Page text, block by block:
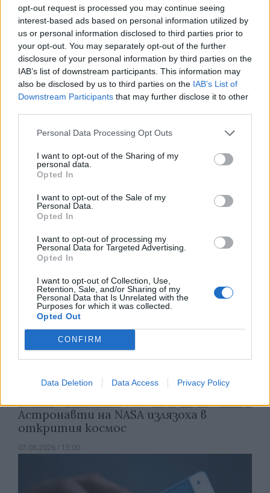
opt-out request is processed you may continue seeing
interest-based ads based on personal information utilized by
us or personal information disclosed to third parties prior to
your opt-out. You may separately opt-out of the further
disclosure of your personal information by third parties on the
IAB’s list of downstream participants. This information may
also be disclosed by us to third parties on the IAB’s List of
Downstream Participants that may further disclose it to other
Personal Data Processing Opt Outs
I want to opt-out of the Sharing of my
personal data.
Opted In
I want to opt-out of the Sale of my
Personal Data.
Opted In
I want to opt-out of processing my
Personal Data for Targeted Advertising.
Opted In
I want to opt-out of Collection, Use,
Retention, Sale, and/or Sharing of my
Personal Data that Is Unrelated with the
Purposes for which it was collected.
Opted Out
CONFIRM
Data Deletion Data Access Privacy Policy
07.08.2026 / 16:00
Изкуствен интелект за първи път
създаде нови жизнеспособни вируси
Астронавти на NASA излязоха в
открития космос
07.08.2026 / 15:00